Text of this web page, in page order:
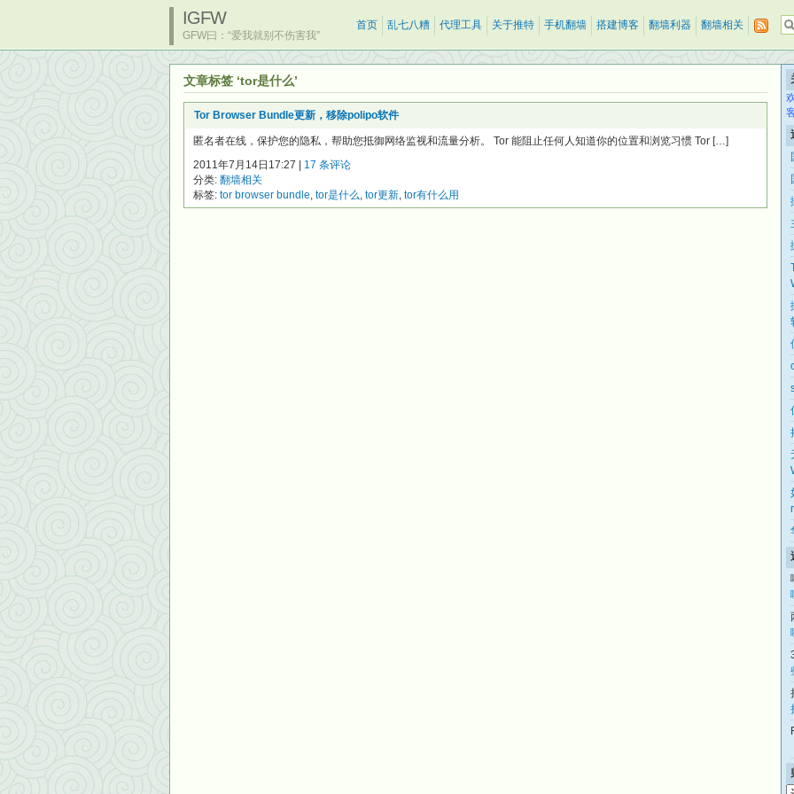
IGFW
GFW曰：“爱我就别不伤害我”
首页 乱七八糟 代理工具 关于推特 手机翻墙 搭建博客 翻墙利器 翻墙相关
文章标签 ‘tor是什么’
Tor Browser Bundle更新，移除polipo软件
匿名者在线，保护您的隐私，帮助您抵御网络监视和流量分析。 Tor 能阻止任何人知道你的位置和浏览习惯 Tor […]
2011年7月14日17:27 | 17 条评论
分类: 翻墙相关
标签: tor browser bundle, tor是什么, tor更新, tor有什么用